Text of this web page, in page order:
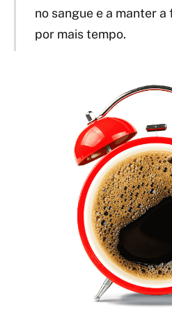
no sangue e a manter
por mais tempo.